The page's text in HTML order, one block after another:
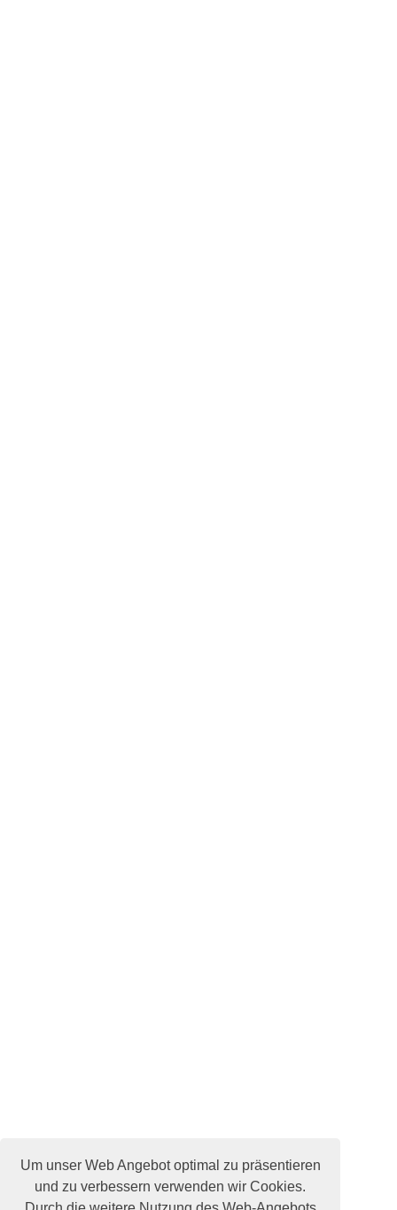
Um unser Web Angebot optimal zu präsentieren
und zu verbessern verwenden wir Cookies.